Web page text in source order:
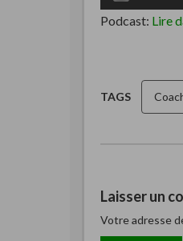
audio
Podcast: Lire
TAGS
Laisser un
Votre adresse